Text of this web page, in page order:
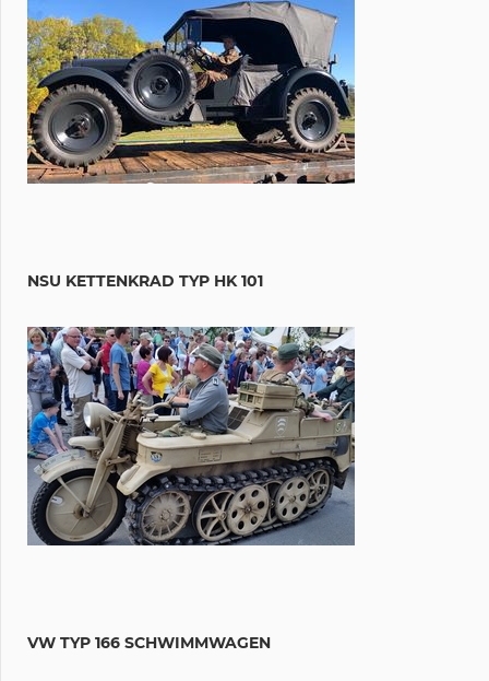
NSU KETTENKRAD TYP HK 101
VW TYP 166 SCHWIMMWAGEN